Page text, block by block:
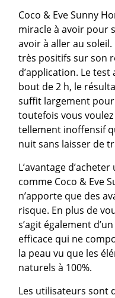
Coco & Eve Sunny
miracle à avoir pour
avoir à aller au
très positifs sur son
d’application. Le
bout de 2 h, le
suffit largement
toutefois vous
tellement inoffensif
nuit sans laisser de
L’avantage
comme Coco & Eve
n’apporte que des
risque. En plus de
s’agit également
efficace qui ne
la peau vu que les
naturels à 100%.
Les utilisateurs sont